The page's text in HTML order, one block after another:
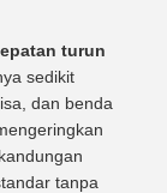
turun
sedikit
dan benda
tanpa